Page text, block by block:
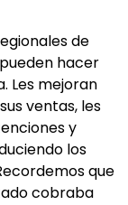
de
hacer
Les mejoran
ventas, les
y
los
que
cobraba